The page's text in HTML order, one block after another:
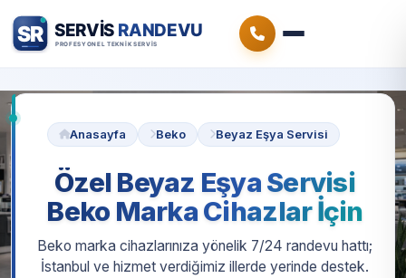
Anasayfa Beko Beyaz Eşya Servisi
Özel Beyaz Eşya Servisi
Beko Marka Cihazlar İçin
Beko marka cihazlarınıza yönelik 7/24 randevu hattı;
İstanbul ve hizmet verdiğimiz illerde yerinde destek.